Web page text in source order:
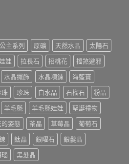
公主系列 原礦 天然水晶
太陽石
娃 拉長石 招桃花
擋煞避邪
水晶擺飾 水晶項鍊
海藍寶
珠 珍珠 白水晶 石榴石
粉晶
羊毛氈 羊毛氈娃娃
聖誕禮物
的姿態 茶晶 草莓晶
葡萄石
鈦晶 銀曜石
銀髮晶
黑髮晶